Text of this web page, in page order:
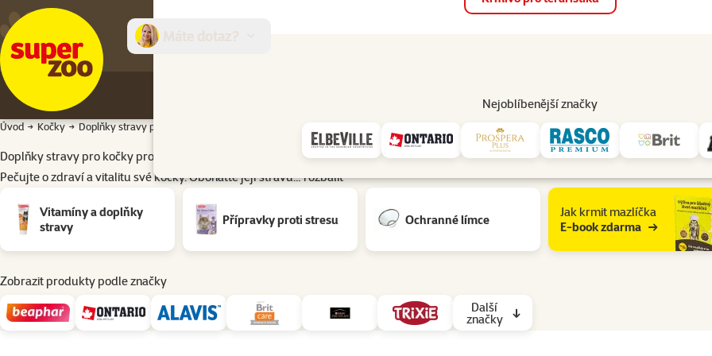
Nejoblíbenější značky
Prodejny Služby
Úvod Kočky Doplňky stravy pro zdraví a vitalitu
Doplňky stravy pro kočky pro zdraví a vitalitu
Pečujte o zdraví a vitalitu své kočky. Obohaťte její stravu…rozbalit
Vitamíny a doplňky
stravy
Přípravky proti stresu Ochranné límce
Jak krmit mazlíčka
E-book zdarma
Zobrazit produkty podle značky
Další
značky